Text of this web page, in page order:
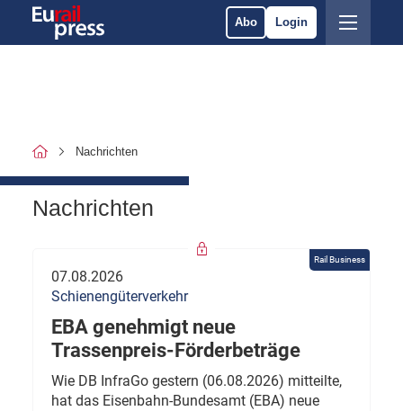
Abo Login
Nachrichten
Nachrichten
Rail Business
07.08.2026
Schienengüterverkehr
EBA genehmigt neue
Trassenpreis-Förderbeträge
Wie DB InfraGo gestern (06.08.2026) mitteilte,
hat das Eisenbahn-Bundesamt (EBA) neue